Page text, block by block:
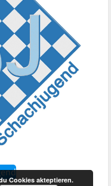
Cookies akteptieren.